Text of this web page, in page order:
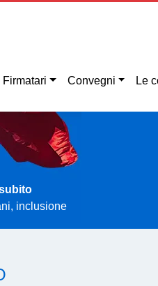
Firmatari Convegni Le
inclusione